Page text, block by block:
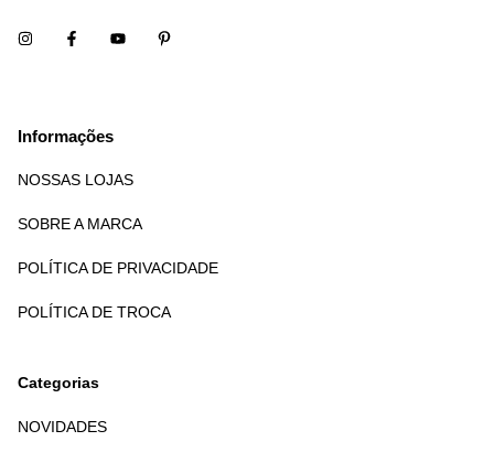
Informações
NOSSAS LOJAS
SOBRE A MARCA
POLÍTICA DE PRIVACIDADE
POLÍTICA DE TROCA
Categorias
NOVIDADES